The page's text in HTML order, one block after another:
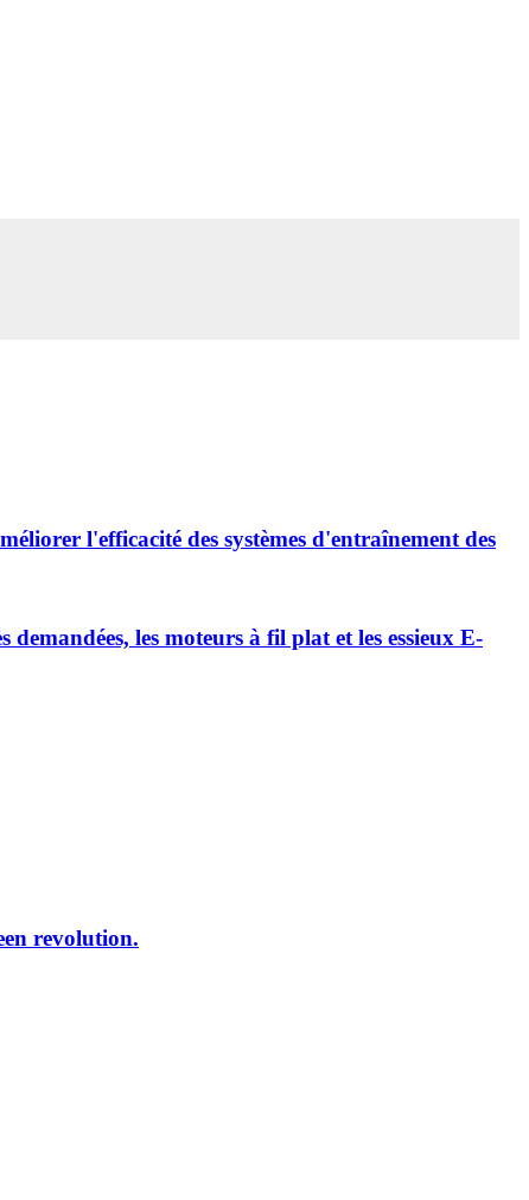
l'efficacité des systèmes d'entraînement des
les moteurs à fil plat et les essieux E-
revolution.